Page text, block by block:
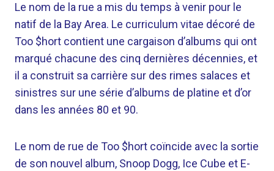
Le nom de la rue a mis du temps à venir pour le
natif de la Bay Area. Le curriculum vitae décoré de
Too $hort contient une cargaison d’albums qui ont
marqué chacune des cinq dernières décennies, et
il a construit sa carrière sur des rimes salaces et
sinistres sur une série d’albums de platine et d’or
dans les années 80 et 90.
Le nom de rue de Too $hort coïncide avec la sortie
de son nouvel album, Snoop Dogg, Ice Cube et E-